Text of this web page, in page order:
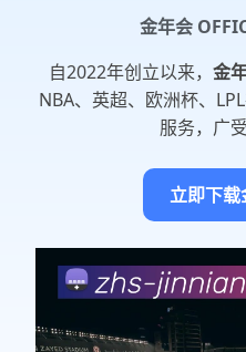
金年会
自2022年创立以来， 金
NBA、英超、欧洲杯、
服务，广
立即下载